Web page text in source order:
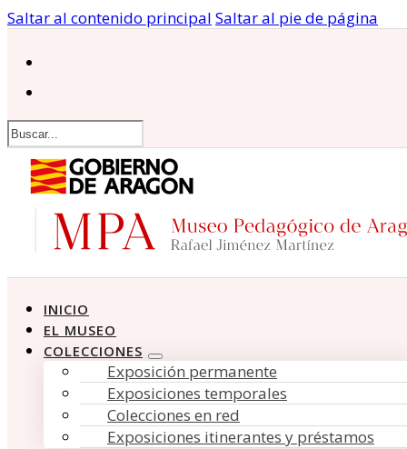
Saltar al contenido principal Saltar al pie de página
Buscar
INICIO
EL MUSEO
COLECCIONES
Exposición permanente
Exposiciones temporales
Colecciones en red
Exposiciones itinerantes y préstamos